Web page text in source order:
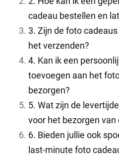
cadeau bestellen en
3. Zijn de foto
het verzenden?
4. Kan ik een
toevoegen aan het
bezorgen?
5. Wat zijn de
voor het bezorgen van
6. Bieden jullie ook
last-minute foto